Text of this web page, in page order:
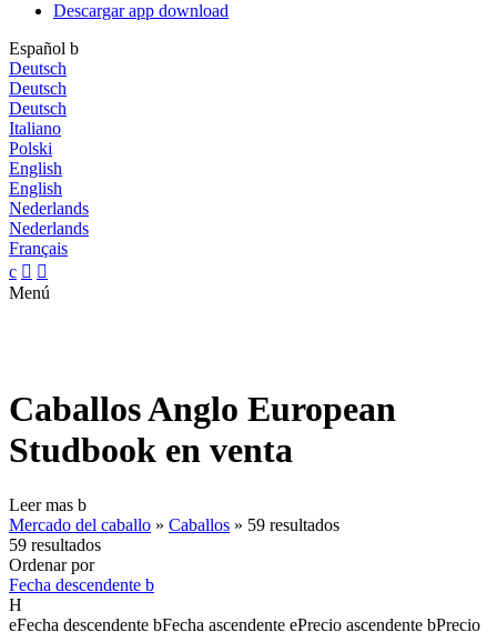
Descargar app download
Español b
Deutsch
Deutsch
Deutsch
Italiano
Polski
English
English
Nederlands
Nederlands
Français
c  
Menú
Caballos Anglo European
Studbook en venta
Leer mas b
Mercado del caballo » Caballos » 59 resultados
59 resultados
Ordenar por
Fecha descendente b
H
eFecha descendente bFecha ascendente ePrecio ascendente bPrecio